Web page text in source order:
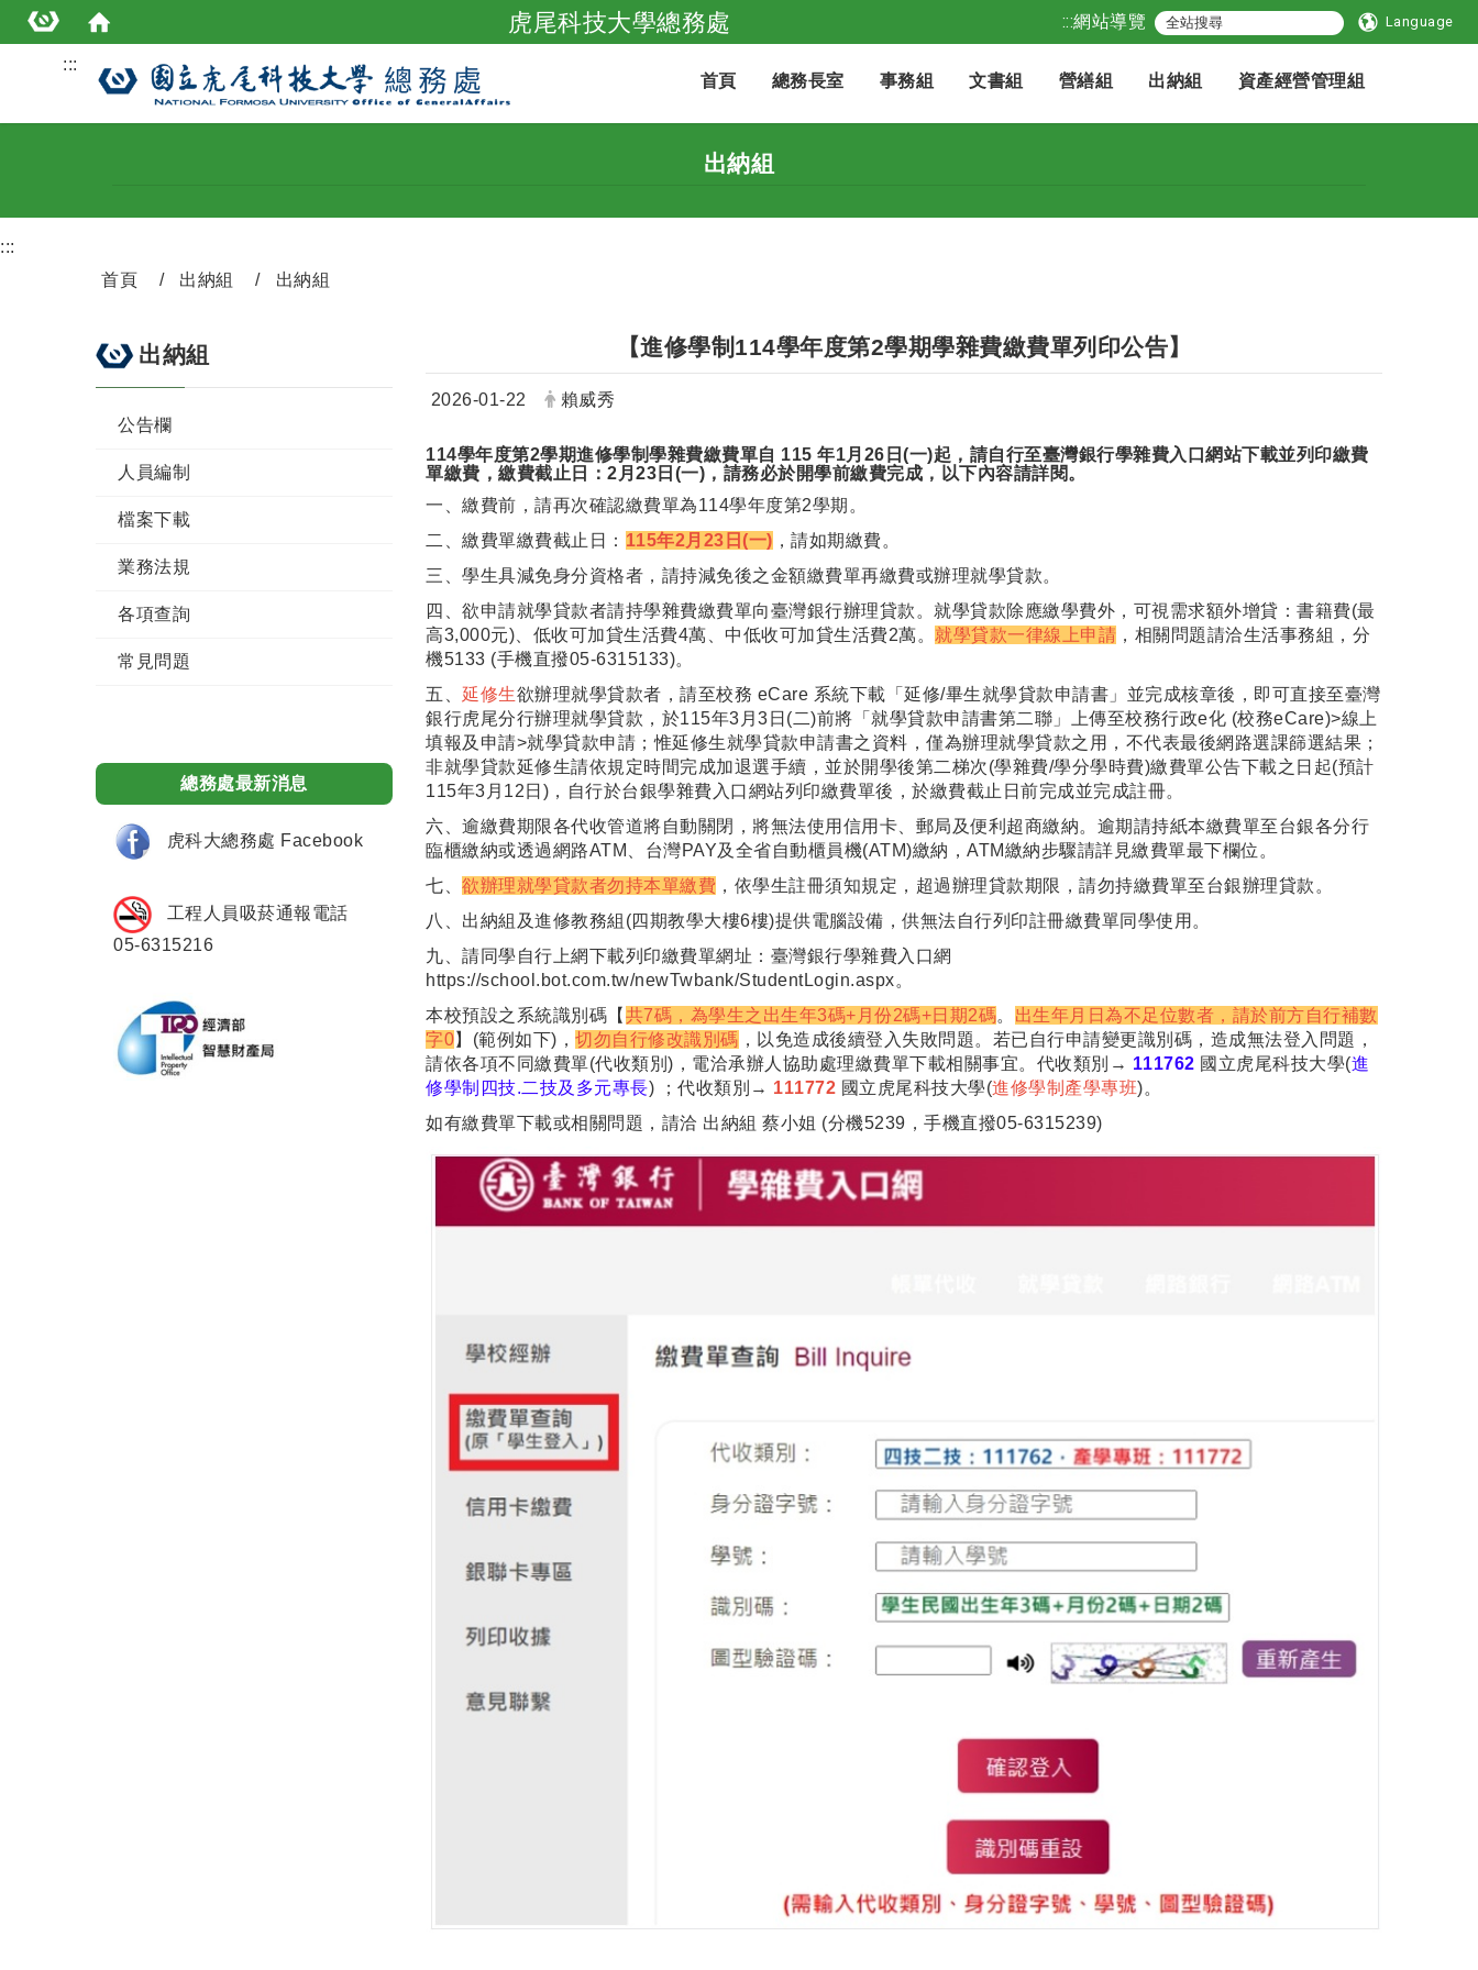
虎尾科技大學總務處 :::網站導覽 Language
跳到主要內容
:::
首頁
總務長室 事務組 文書組 營繕組 出納組 資產經營管理組
出納組
:::
首頁
出納組 出納組
出納組
公告欄
人員編制
檔案下載
業務法規
各項查詢
常見問題
總務處最新消息
虎科大總務處 Facebook
工程人員吸菸通報電話
05-6315216
【進修學制114學年度第2學期學雜費繳費單列印公告】
日期：
2026-01-22 發布者：
賴威秀
114學年度第2學期進修學制學雜費繳費單自 115 年1月26日(一)起，請自行至臺灣銀行學雜費入口網站下載並列印繳費
單繳費，繳費截止日：2月23日(一)，請務必於開學前繳費完成，以下內容請詳閱。
一、繳費前，請再次確認繳費單為114學年度第2學期。
二、繳費單繳費截止日： 115年2月23日(一) ，請如期繳費。
三、學生具減免身分資格者，請持減免後之金額繳費單再繳費或辦理就學貸款。
四、欲申請就學貸款者請持學雜費繳費單向臺灣銀行辦理貸款。就學貸款除應繳學費外，可視需求額外增貸：書籍費(最
高3,000元)、低收可加貸生活費4萬、中低收可加貸生活費2萬。 就學貸款一律線上申請 ，相關問題請洽生活事務組，分
機5133 (手機直撥05-6315133)。
五、 延修生欲辦理就學貸款者，請至校務 eCare 系統下載「延修/畢生就學貸款申請書」並完成核章後，即可直接至臺灣
銀行虎尾分行辦理就學貸款，於115年3月3日(二)前將「就學貸款申請書第二聯」上傳至校務行政e化 (校務eCare)>線上
填報及申請>就學貸款申請；惟延修生就學貸款申請書之資料，僅為辦理就學貸款之用，不代表最後網路選課篩選結果；
非就學貸款延修生請依規定時間完成加退選手續，並於開學後第二梯次(學雜費/學分學時費)繳費單公告下載之日起(預計
115年3月12日)，自行於台銀學雜費入口網站列印繳費單後，於繳費截止日前完成並完成註冊。
六、逾繳費期限各代收管道將自動關閉，將無法使用信用卡、郵局及便利超商繳納。逾期請持紙本繳費單至台銀各分行
臨櫃繳納或透過網路ATM、台灣PAY及全省自動櫃員機(ATM)繳納，ATM繳納步驟請詳見繳費單最下欄位。
七、 欲辦理就學貸款者勿持本單繳費 ，依學生註冊須知規定，超過辦理貸款期限，請勿持繳費單至台銀辦理貸款。
八、出納組及進修教務組(四期教學大樓6樓)提供電腦設備，供無法自行列印註冊繳費單同學使用。
九、請同學自行上網下載列印繳費單網址：臺灣銀行學雜費入口網
https://school.bot.com.tw/newTwbank/StudentLogin.aspx。
本校預設之系統識別碼【 共7碼，為學生之出生年3碼+月份2碼+日期2碼。 出生年月日為不足位數者，請於前方自行補數
字0】(範例如下)， 切勿自行修改識別碼 ，以免造成後續登入失敗問題。若已自行申請變更識別碼，造成無法登入問題，
請依各項不同繳費單(代收類別)，電洽承辦人協助處理繳費單下載相關事宜。代收類別→ 111762 國立虎尾科技大學(進
修學制四技.二技及多元專長) ；代收類別→ 111772 國立虎尾科技大學(進修學制產學專班)。
如有繳費單下載或相關問題，請洽 出納組 蔡小姐 (分機5239，手機直撥05-6315239)